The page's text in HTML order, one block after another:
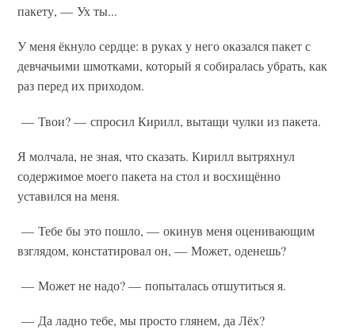
пакету, — Ух ты...
У меня ёкнуло сердце: в руках у него оказался пакет с
девчачьими шмотками, который я собиралась убрать, как
раз перед их приходом.
— Твои? — спросил Кирилл, вытащи чулки из пакета.
Я молчала, не зная, что сказать. Кирилл вытряхнул
содержимое моего пакета на стол и восхищённо
уставился на меня.
— Тебе бы это пошло, — окинув меня оценивающим
взглядом, констатировал он, — Может, оденешь?
— Может не надо? — попыталась отшутиться я.
— Да ладно тебе, мы просто глянем, да Лёх?